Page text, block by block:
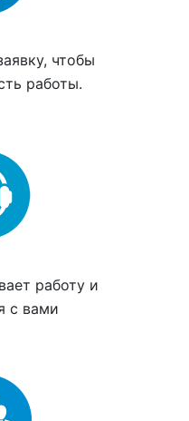
, чтобы
работы.
работуи
с вами